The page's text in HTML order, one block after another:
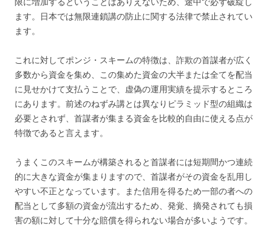
ます。日本では無限連鎖講の防止に関する法律で禁止されてい
ます。
これに対してポンジ・スキームの特徴は、詐欺の首謀者が広く
多数から資金を集め、この集めた資金の大半または全てを配当
に見せかけて支払うことで、虚偽の運用実績を提示するところ
にあります。前述のねずみ講とは異なりピラミッド型の組織は
必要とされず、首謀者が集まる資金を比較的自由に使える点が
特徴であると言えます。
うまくこのスキームが構築されると首謀者には短期間かつ連続
的に大きな資金が集まりますので、首謀者がその資金を乱用し
やすい不正となっています。また信用を得るため一部の者への
配当として多額の資金が流出するため、発覚、摘発されても損
害の額に対して十分な賠償を得られない場合が多いようです。